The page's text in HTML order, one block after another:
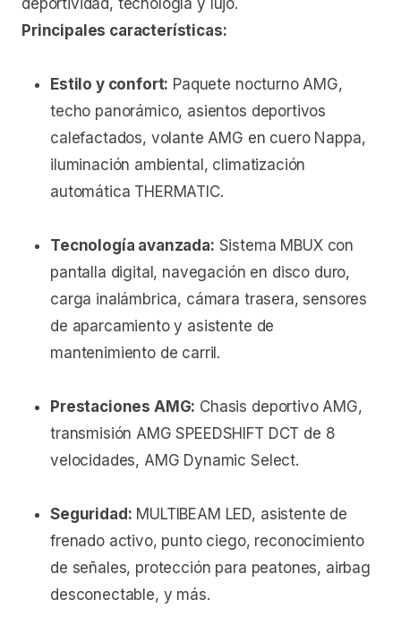
deportividad, tecnología y lujo.
Principales características:
Estilo y confort: Paquete nocturno AMG,
techo panorámico, asientos deportivos
calefactados, volante AMG en cuero Nappa,
iluminación ambiental, climatización
automática THERMATIC.
Tecnología avanzada: Sistema MBUX con
pantalla digital, navegación en disco duro,
carga inalámbrica, cámara trasera, sensores
de aparcamiento y asistente de
mantenimiento de carril.
Prestaciones AMG: Chasis deportivo AMG,
transmisión AMG SPEEDSHIFT DCT de 8
velocidades, AMG Dynamic Select.
Seguridad: MULTIBEAM LED, asistente de
frenado activo, punto ciego, reconocimiento
de señales, protección para peatones, airbag
desconectable, y más.